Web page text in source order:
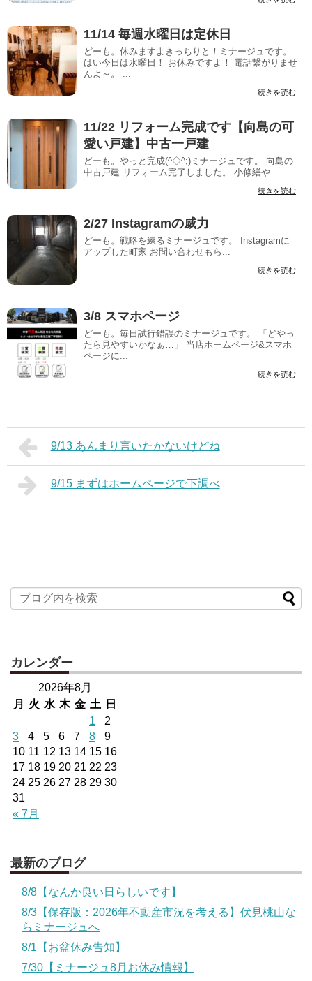
11/14 毎週水曜日は定休日
どーも。休みますよきっちりと！ミナージュです。
はい今日は水曜日！ お休みですよ！ 電話繋がりませ
んよ～。 ...
続きを読む
11/22 リフォーム完成です【向島の可
愛い戸建】中古一戸建
どーも。やっと完成(^◇^;)ミナージュです。 向島の
中古戸建 リフォーム完了しました。 小修繕や...
続きを読む
2/27 Instagramの威力
どーも。戦略を練るミナージュです。 Instagramに
アップした町家 お問い合わせもら...
続きを読む
3/8 スマホページ
どーも。毎日試行錯誤のミナージュです。 「どやっ
たら見やすいかなぁ…」 当店ホームページ&スマホ
ページに...
続きを読む
9/13 あんまり言いたかないけどね
9/15 まずはホームページで下調べ
カレンダー
2026年8月
月
火 水 木 金 土 日
« 7月
1
2
3
4 5 6 7 8
9
10 11 12 13 14 15 16
17 18 19 20 21 22 23
24 25 26 27 28 29 30
31
最新のブログ
8/8【なんか良い日らしいです】
8/3【保存版：2026年不動産市況を考える】伏見桃山な
らミナージュへ
8/1【お盆休み告知】
7/30【ミナージュ8月お休み情報】